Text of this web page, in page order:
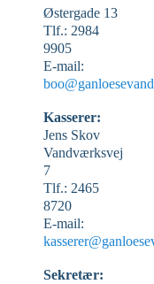
Østergade 13
Tlf.: 2984
9905
E-mail:
Kasserer:
Jens Skov
Vandværksvej
7
Tlf.: 2465
8720
E-mail:
Sekretær: